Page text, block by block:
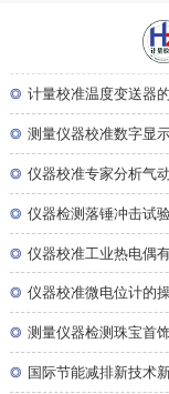
◎ 计量校准温度变送器
◎ 测量仪器校准数字显
◎ 仪器校准专家分析气
◎ 仪器检测落锤冲击试
◎ 仪器校准工业热电偶
◎ 仪器校准微电位计的
◎ 测量仪器检测珠宝首
◎ 国际节能减排新技术